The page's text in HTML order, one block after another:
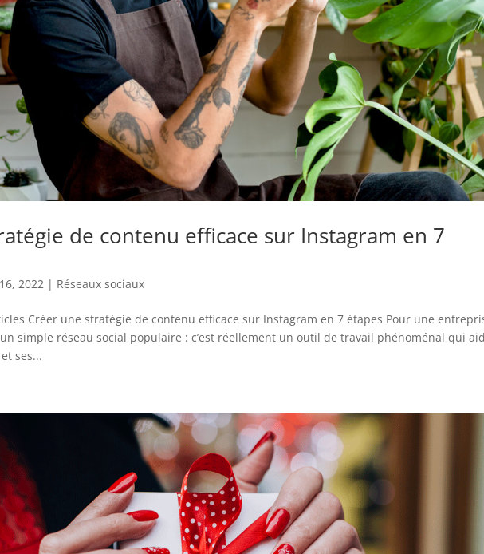
de contenu efficace sur Instagram en 7
2022 | Réseaux sociaux
Créer une stratégie de contenu efficace sur Instagram en 7 étapes Pour une
simple réseau social populaire : c’est réellement un outil de travail phénoménal qui
ses...